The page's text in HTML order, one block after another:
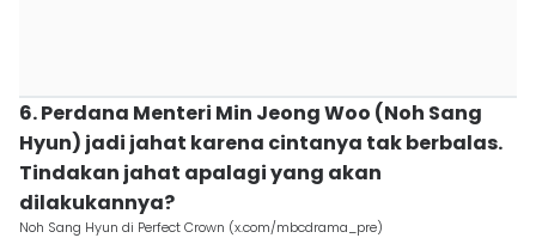
6. Perdana Menteri Min Jeong Woo (Noh Sang
Hyun) jadi jahat karena cintanya tak berbalas.
Tindakan jahat apalagi yang akan
dilakukannya?
Noh Sang Hyun di Perfect Crown (x.com/mbcdrama_pre)